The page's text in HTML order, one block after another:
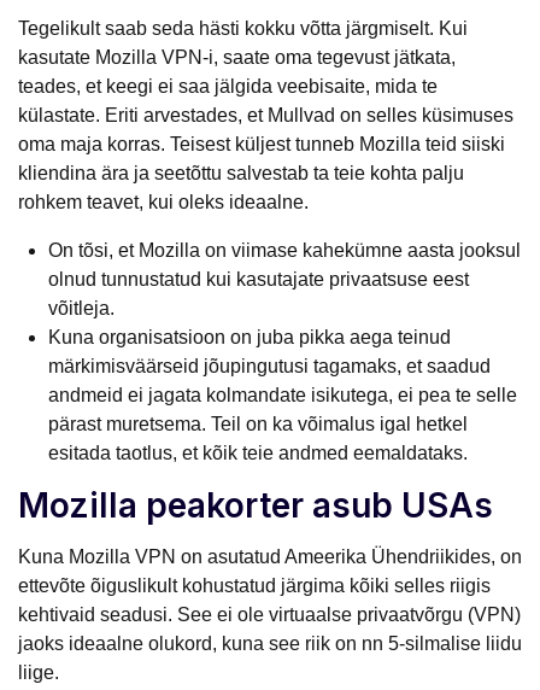
Tegelikult saab seda hästi kokku võtta järgmiselt. Kui
kasutate Mozilla VPN-i, saate oma tegevust jätkata,
teades, et keegi ei saa jälgida veebisaite, mida te
külastate. Eriti arvestades, et Mullvad on selles küsimuses
oma maja korras. Teisest küljest tunneb Mozilla teid siiski
kliendina ära ja seetõttu salvestab ta teie kohta palju
rohkem teavet, kui oleks ideaalne.
On tõsi, et Mozilla on viimase kahekümne aasta jooksul
olnud tunnustatud kui kasutajate privaatsuse eest
võitleja.
Kuna organisatsioon on juba pikka aega teinud
märkimisväärseid jõupingutusi tagamaks, et saadud
andmeid ei jagata kolmandate isikutega, ei pea te selle
pärast muretsema. Teil on ka võimalus igal hetkel
esitada taotlus, et kõik teie andmed eemaldataks.
Mozilla peakorter asub USAs
Kuna Mozilla VPN on asutatud Ameerika Ühendriikides, on
ettevõte õiguslikult kohustatud järgima kõiki selles riigis
kehtivaid seadusi. See ei ole virtuaalse privaatvõrgu (VPN)
jaoks ideaalne olukord, kuna see riik on nn 5-silmalise liidu
liige.